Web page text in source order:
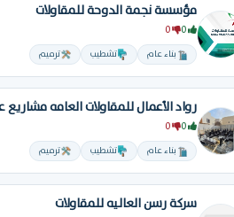
مؤسسة نجمة الدوحة للمقاولات
0
0
بناء عام تشطيب ترميم
0
0
بناء عام تشطيب ترميم
سركة رسن العاليه للمقاولات